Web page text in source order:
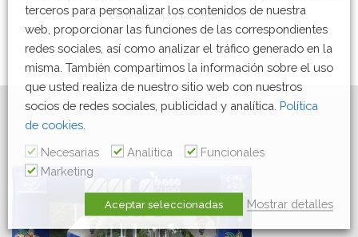
certificado por la AIMS/IAAF.
terceros para personalizar los contenidos de nuestra
web, proporcionar las funciones de las correspondientes
redes sociales, así como analizar el tráfico generado en la
misma. También compartimos la información sobre el uso
que usted realiza de nuestro sitio web con nuestros
socios de redes sociales, publicidad y analítica. Política
de cookies
Necesarias
Analitica
Funcionales
Marketing
Aceptar seleccionadas Mostrar detalles